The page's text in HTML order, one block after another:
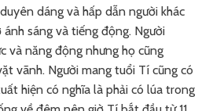
dáng và hấp dẫn người khác
sáng và tiếng động. Người
và năng động nhưng họ cũng
vãnh. Người mang tuổi Tí cũng có
hiện có nghĩa là phải có lúa trong